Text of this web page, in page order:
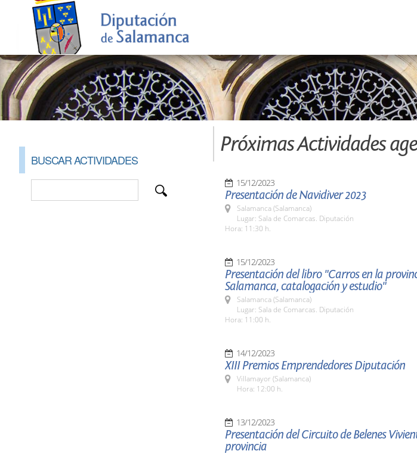
BUSCAR ACTIVIDADES
Próximas Actividades
15/12/2023
Presentación de Navidiver 2023
Salamanca (Salamanca)
Lugar: Sala de Comarcas. Diputación
Hora: 11:30 h.
15/12/2023
Presentación del libro "Carros en la
Salamanca, catalogación y estudio"
Salamanca (Salamanca)
Lugar: Sala de Comarcas. Diputación
Hora: 11:00 h.
14/12/2023
XIII Premios Emprendedores Diputación
Villamayor (Salamanca)
Hora: 12:00 h.
13/12/2023
Presentación del Circuito de Belenes
provincia